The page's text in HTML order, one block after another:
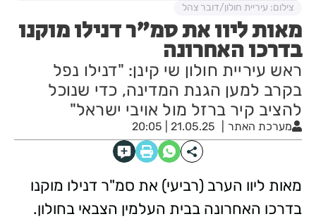
מאות ליוו את סמ"ר דנילו מוקנו
בדרכו האחרונה
ראש עיריית חולון שי קינן: "דנילו נפל
בקרב למען הגנת המדינה, כדי שנוכל
להציב קיר ברזל מול אויבי ישראל"
מערכת האתר 21.05.25 | 20:05
צילום: עיריית חולון/דובר צהל
מאות ליוו הערב (רביעי) את סמ"ר דנילו מוקנו
בדרכו האחרונה בבית העלמין הצבאי בחולון.